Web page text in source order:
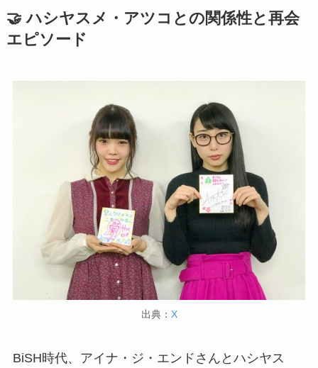
🤝 ハシヤスメ・アツコとの関係性と再会
エピソード
出典： X
BiSH時代、アイナ・ジ・エンドさんとハシヤス